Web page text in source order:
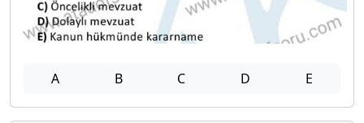
A B C D E